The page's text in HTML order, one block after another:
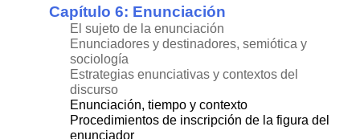
Capítulo 6: Enunciación
El sujeto de la enunciación
Enunciadores y destinadores, semiótica y
sociología
Estrategias enunciativas y contextos del
discurso
Enunciación, tiempo y contexto
Procedimientos de inscripción de la figura del
enunciador